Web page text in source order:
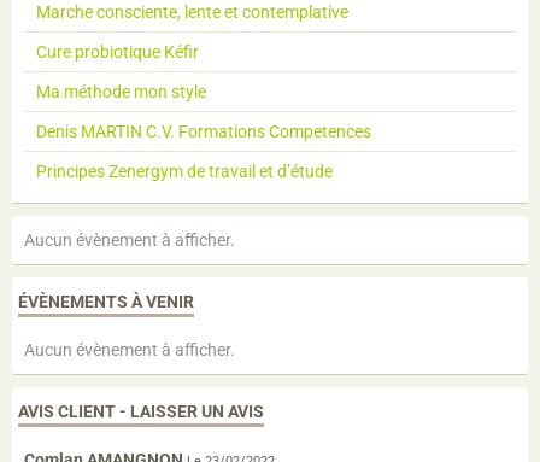
Marche consciente, lente et contemplative
Cure probiotique Kéfir
Ma méthode mon style
Denis MARTIN C.V. Formations Competences
Principes Zenergym de travail et d’étude
Aucun évènement à afficher.
ÉVÈNEMENTS À VENIR
Aucun évènement à afficher.
AVIS CLIENT - LAISSER UN AVIS